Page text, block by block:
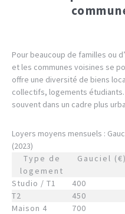
Pour beaucoup de familles ou
et les communes voisines se
offre une diversité de biens
collectifs, logements
souvent dans un cadre plus
Loyers moyens mensuels :
(2023)
Type de
logement
Gauciel (€)
Studio / T1
400
T2
450
Maison 4
700